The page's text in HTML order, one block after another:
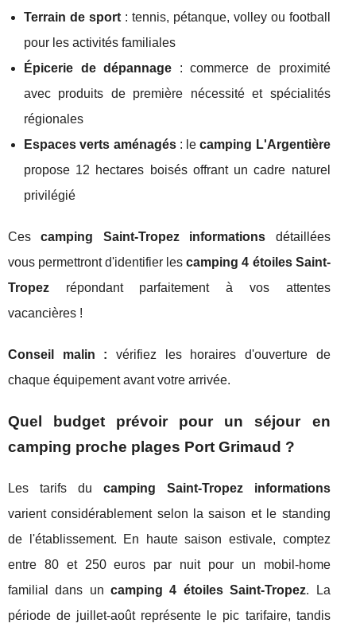
Terrain de sport: tennis, pétanque, volley ou football
pour les activités familiales
Épicerie de dépannage : commerce de proximité
avec produits de première nécessité et spécialités
régionales
Espaces verts aménagés: lecamping L'Argentière
propose 12 hectares boisés offrant un cadre naturel
privilégié
Cescamping Saint-Tropez informations détaillées
vous permettront d'identifier lescamping 4 étoiles Saint-
Tropez répondant parfaitement à vos attentes
vacancières !
Conseil malin : vérifiez les horaires d'ouverture de
chaque équipement avant votre arrivée.
Quel budget prévoir pour un séjour en
camping proche plages Port Grimaud ?
Les tarifs du camping Saint-Tropez informations
varient considérablement selon la saison et le standing
de l'établissement. En haute saison estivale, comptez
entre 80 et 250 euros par nuit pour un mobil-home
familial dans uncamping 4 étoiles Saint-Tropez. La
période de juillet-août représente le pic tarifaire, tandis